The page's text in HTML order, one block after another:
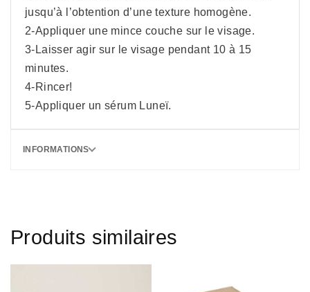
jusqu’à l’obtention d’une texture homogène.
2-Appliquer une mince couche sur le visage.
3-Laisser agir sur le visage pendant 10 à 15
minutes.
4-Rincer!
5-Appliquer un sérum Luneï.
INFORMATIONS
Produits similaires